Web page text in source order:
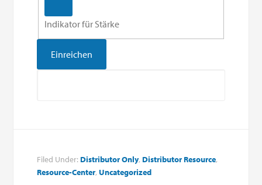
Indikator für Stärke
Filed Under: Distributor Only, Distributor Resource,
Resource-Center, Uncategorized